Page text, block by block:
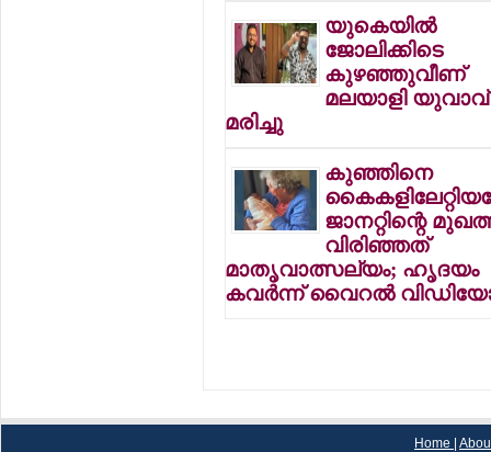
യുകെയില്‍
ജോലിക്കിടെ
കുഴഞ്ഞുവീണ്
മലയാളി യുവാവ്
മരിച്ചു
കുഞ്ഞിനെ
ജാനറ്റിന്റെ
വിരിഞ്ഞത്
മാതൃവാത്സല്യം; ഹൃദയം
കവര്‍ന്ന് വൈറല്‍
Home